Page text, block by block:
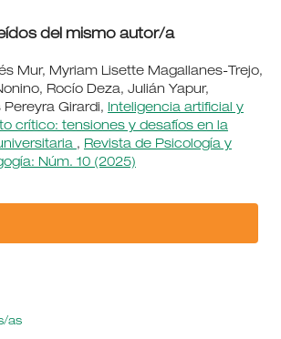
del mismo autor/a
Mur, Myriam Lisette Magallanes-Trejo,
Rocío Deza, Julián Yapur,
Pereyra Girardi, Inteligencia artificial y
crítico: tensiones y desafíos en la
, Revista de Psicología y
Núm. 10 (2025)
as